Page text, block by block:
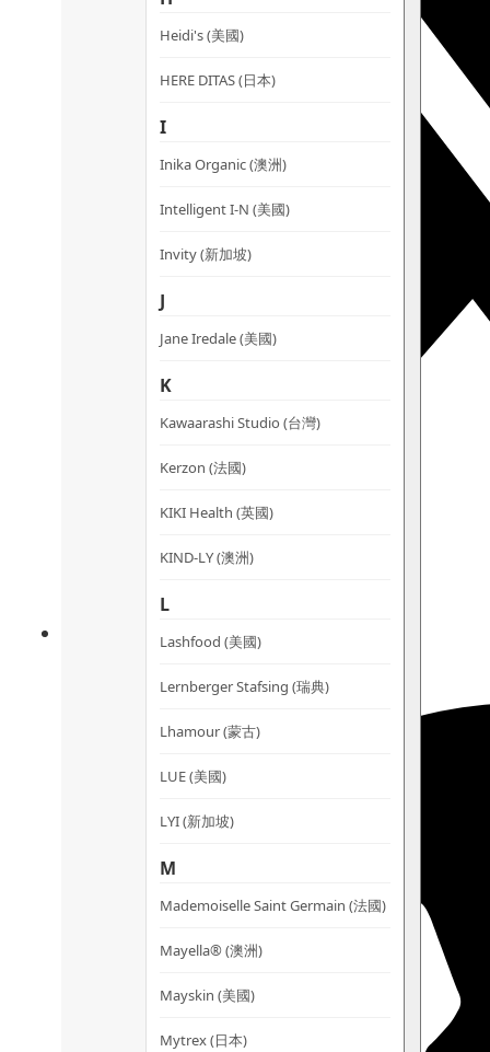
Heidi's (美國)
HERE DITAS (日本)
I
Inika Organic (澳洲)
Intelligent I-N (美國)
Invity (新加坡)
J
Jane Iredale (美國)
K
Kawaarashi Studio (台灣)
Kerzon (法國)
KIKI Health (英國)
KIND-LY (澳洲)
L
Lashfood (美國)
Lernberger Stafsing (瑞典)
Lhamour (蒙古)
LUE (美國)
LYI (新加坡)
M
Mademoiselle Saint Germain (法國)
Mayella® (澳洲)
Mayskin (美國)
Mytrex (日本)